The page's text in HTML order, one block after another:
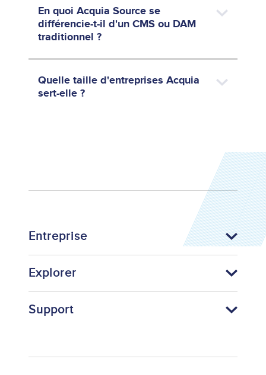
En quoi Acquia Source se
différencie-t-il d'un CMS ou DAM
traditionnel ?
Quelle taille d'entreprises Acquia
sert-elle ?
Entreprise
Explorer
Support